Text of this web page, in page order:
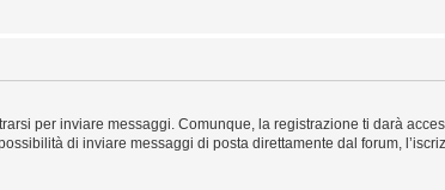
per inviare messaggi. Comunque, la registrazione ti darà
di inviare messaggi di posta direttamente dal forum,